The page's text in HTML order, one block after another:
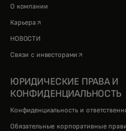
О компании
Карьера opens in a new tab
НОВОСТИ
Связи с инвесторами opens in a
ЮРИДИЧЕСКИЕ ПРАВА И
КОНФИДЕНЦИАЛЬНОСТЬ
Конфиденциальность и
Обязательные корпоративные